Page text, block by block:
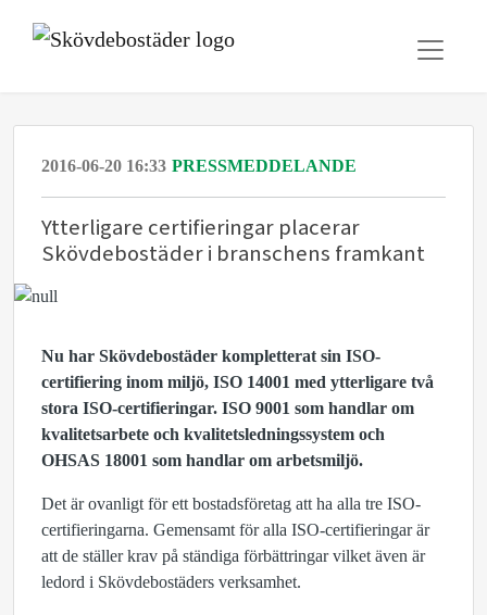
2016-06-20 16:33 PRESSMEDDELANDE
Ytterligare certifieringar placerar
Skövdebostäder i branschens framkant
Nu har Skövdebostäder kompletterat sin ISO-
certifiering inom miljö, ISO 14001 med ytterligare två
stora ISO-certifieringar. ISO 9001 som handlar om
kvalitetsarbete och kvalitetsledningssystem och
OHSAS 18001 som handlar om arbetsmiljö.
Det är ovanligt för ett bostadsföretag att ha alla tre ISO-
certifieringarna. Gemensamt för alla ISO-certifieringar är
att de ställer krav på ständiga förbättringar vilket även är
ledord i Skövdebostäders verksamhet.